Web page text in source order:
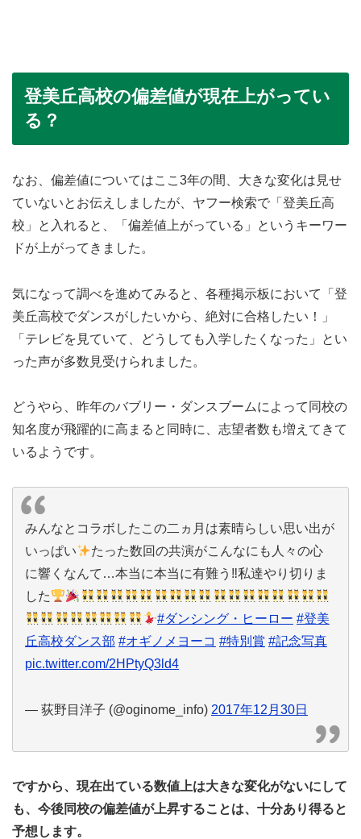
登美丘高校の偏差値が現在上がってい
る？
なお、偏差値についてはここ3年の間、大きな変化は見せ
ていないとお伝えしましたが、ヤフー検索で「登美丘高
校」と入れると、「偏差値上がっている」というキーワー
ドが上がってきました。
気になって調べを進めてみると、各種掲示板において「登
美丘高校でダンスがしたいから、絶対に合格したい！」
「テレビを見ていて、どうしても入学したくなった」とい
った声が多数見受けられました。
どうやら、昨年のバブリー・ダンスブームによって同校の
知名度が飛躍的に高まると同時に、志望者数も増えてきて
いるようです。
みんなとコラボしたこの二ヵ月は素晴らしい思い出が
いっぱい
たった数回の共演がこんなにも人々の心
に響くなんて…本当に本当に有難う‼︎私達やり切りま
した
#ダンシング・ヒーロー #登美
丘高校ダンス部 #オギノメヨーコ #特別賞 #記念写真
pic.twitter.com/2HPtyQ3ld4
— 荻野目洋子 (@oginome_info) 2017年12月30日
ですから、現在出ている数値上は大きな変化がないにして
も、今後同校の偏差値が上昇することは、十分あり得ると
予想します。